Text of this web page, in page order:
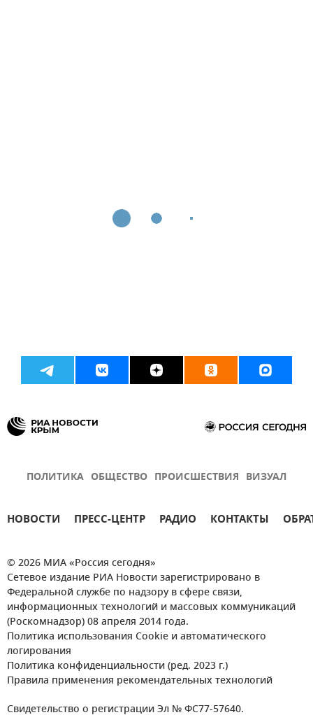
ПОЛИТИКА ОБЩЕСТВО ПРОИСШЕСТВИЯ ВИЗУАЛ
НОВОСТИ ПРЕСС-ЦЕНТР РАДИО КОНТАКТЫ
© 2026 МИА «Россия сегодня»
Сетевое издание РИА Новости зарегистрировано в
Федеральной службе по надзору в сфере связи,
информационных технологий и массовых коммуникаций
(Роскомнадзор) 08 апреля 2014 года.
Политика использования Cookie и автоматического
логирования
Политика конфиденциальности (ред. 2023 г.)
Правила применения рекомендательных технологий
Свидетельство о регистрации Эл № ФС77-57640.